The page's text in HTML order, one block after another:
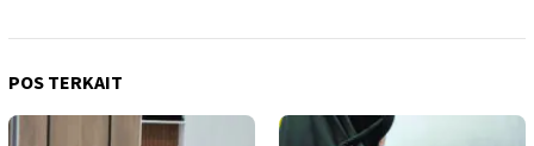
POS TERKAIT